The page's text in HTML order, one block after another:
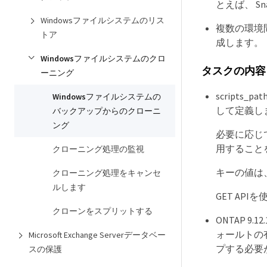
Windowsファイルシステムのリス
トア
Windowsファイルシステムのクロ
ーニング
Windowsファイルシステムの
バックアップからのクローニ
ング
クローニング処理の監視
クローニング処理をキャンセ
ルします
クローンをスプリットする
Microsoft Exchange Serverデータベー
スの保護
とえば、
複数の環境
成します。
タスクの内容
して定義し
必要に応じ
用すること
キーの値
GET APIを
ONTAP
ォールト
プする必要